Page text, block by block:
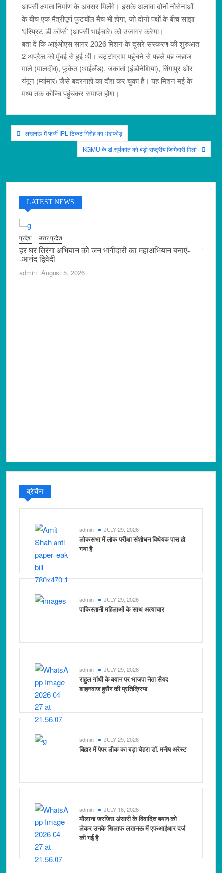
आपसी क्षमता निर्माण के अवसर मिलेंगे। इसके अलावा दोनों नौसेनाओं
के बीच एक मैत्रीपूर्ण फुटबॉल मैच भी होगा, जो दोनों पक्षों के बीच साझा
‘एस्प्रिट डी कॉर्प्स’ (आपसी भाईचारे) को उजागर करेगा।
बता दें कि आईओएस सागर 2026 मिशन के दूसरे संस्करण की शुरुआत
2 अप्रैल को मुंबई से हुई थी। चट्टोग्राम पहुंचने से पहले यह जहाज
माले (मालदीव), फुकेत (थाईलैंड), जकार्ता (इंडोनेशिया), सिंगापुर और
यंगून (म्यांमार) जैसे बंदरगाहों का दौरा कर चुका है। यह मिशन मई के
मध्य तक कोच्चि पहुंचकर समाप्त होगा।
Postलखनऊ में फर्जी IPL टिकट गिरोह का भंडाफोड़
KGMU के डॉ.सूर्यकांत को बड़ी राष्ट्रीय जिम्मेदारी मिली
LATEST NEWS
प्रदेश
उत्तर प्रदेश
हर घर तिरंगा अभियान को जन भागीदारी का महाअभियान बनाएं-
-आनंद द्विवेदी
admin August 5, 2026
ब्रेकिंग
admin JULY 29, 2026
लोकसभा में लोक परीक्षा संशोधन विधेयक पास हो
गया है
admin JULY 29, 2026
पाकिस्तानी महिलाओं के साथ अत्याचार
admin JULY 29, 2026
राहुल गांधी के बयान पर भाजपा नेता सैयद
शाहनवाज हुसैन की प्रतिक्रिया
admin JULY 29, 2026
बिहार में पेपर लीक का बड़ा चेहरा डॉ. मनीष अरेस्ट
admin JULY 16, 2026
मौलाना जरजिस अंसारी के विवादित बयान को
लेकर उनके खिलाफ लखनऊ में एफआईआर दर्ज
की गई है